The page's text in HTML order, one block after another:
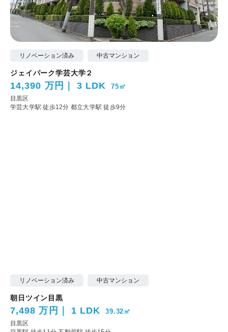
リノベーション済み 中古マンション
ジェイパーク学芸大学２
14,390 万円 3 LDK 75㎡
目黒区
学芸大学駅 徒歩12分 都立大学駅 徒歩9分
リノベーション済み 中古マンション
朝日ツイン目黒
7,498 万円 1 LDK 39.32㎡
目黒区